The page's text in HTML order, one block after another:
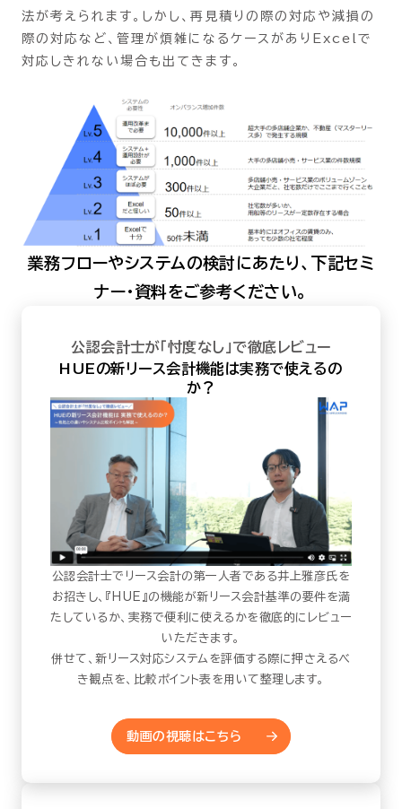
法が考えられます。しかし、再見積りの際の対応や減損の
際の対応など、管理が煩雑になるケースがありExcelで
対応しきれない場合も出てきます。
業務フローやシステムの検討にあたり、下記セミ
ナー・資料をご参考ください。
公認会計士が「忖度なし」で徹底レビュー
HUEの新リース会計機能は実務で使えるの
か？
公認会計士でリース会計の第一人者である井上雅彦氏を
お招きし、『HUE』の機能が新リース会計基準の要件を満
たしているか、実務で便利に使えるかを徹底的にレビュー
いただきます。
併せて、新リース対応システムを評価する際に押さえるべ
き観点を、比較ポイント表を用いて整理します。
動画の視聴はこちら